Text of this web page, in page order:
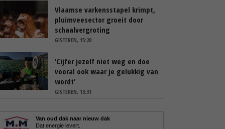
Vlaamse varkensstapel krimpt,
pluimveesector groeit door
schaalvergroting
GISTEREN, 15:20
‘Cijfer jezelf niet weg en doe
vooral ook waar je gelukkig van
wordt’
GISTEREN, 13:31
Van oud dak naar nieuw dak
Dat energie levert.